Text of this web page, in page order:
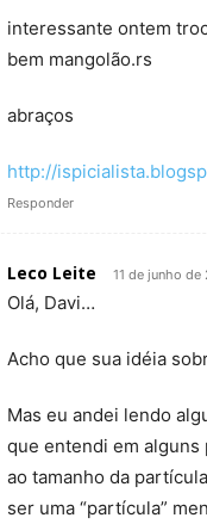
interessante ontem
bem mangolão.rs
abraços
http://
Responder
Leco Leite 11 de junho
Olá, Davi…
Acho que sua idéia
Mas eu andei lendo
que entendi em
ao tamanho da
ser uma “partícula”